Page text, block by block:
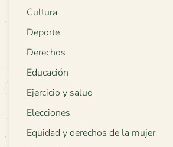
Cultura
Deporte
Derechos
Educación
Ejercicio y salud
Elecciones
Equidad y derechos de la mujer